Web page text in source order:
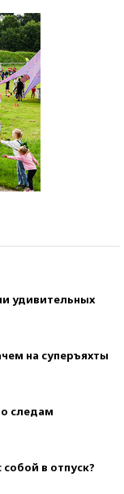
удивительных
на суперъяхты
следам
в отпуск?